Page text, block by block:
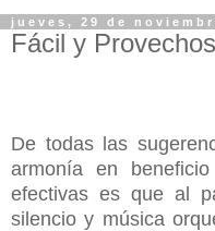
jueves, 29 de
Fácil y
De todas las
armonía en
efectivas es que al
silencio y música